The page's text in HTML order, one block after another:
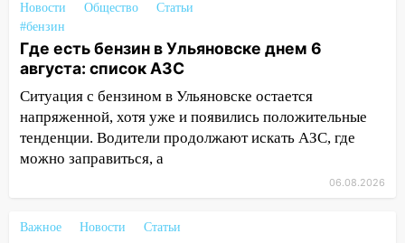
07:20
знойный и сухой четверг
06:00 Под Ульяновском при развороте
пострадал 38-летний водитель
иномарки
05:00 «Каждая пятая женщина и каждый
второй мужчина в мире сталкиваются с
алопецией»: врач рассказал, чем может
справиться
Новости Общество
Статьи
#бензин
Где есть бензин в Ульяновске днем 6
августа: список АЗС
Ситуация с бензином в Ульяновске остается
напряженной, хотя уже и появились положительные
тенденции. Водители продолжают искать АЗС, где
можно заправиться, а
06.08.2026
Важное Новости Статьи